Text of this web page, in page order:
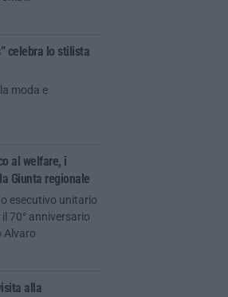
celebra lo stilista
moda e
al welfare, i
Giunta regionale
esecutivo unitario
70° anniversario
Alvaro
alla